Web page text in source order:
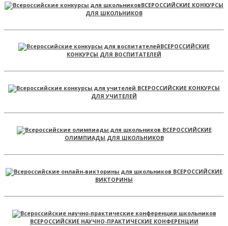
ВСЕРОССИЙСКИЕ КОНКУРСЫ
ДЛЯ ШКОЛЬНИКОВ
ВСЕРОССИЙСКИЕ
КОНКУРСЫ ДЛЯ ВОСПИТАТЕЛЕЙ
ВСЕРОССИЙСКИЕ КОНКУРСЫ
ДЛЯ УЧИТЕЛЕЙ
ВСЕРОССИЙСКИЕ
ОЛИМПИАДЫ ДЛЯ ШКОЛЬНИКОВ
ВСЕРОССИЙСКИЕ
ВИКТОРИНЫ
ВСЕРОССИЙСКИЕ НАУЧНО-ПРАКТИЧЕСКИЕ КОНФЕРЕНЦИИ